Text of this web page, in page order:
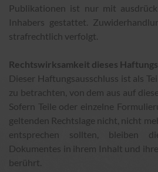
Publikationen ist nur mit
Inhabers gestattet.
strafrechtlich verfolgt.
Rechtswirksamkeit dieses
Dieser Haftungsausschluss ist als
zu betrachten, von dem aus auf
Sofern Teile oder einzelne
geltenden Rechtslage nicht, nicht
entsprechen sollten, bleiben
Dokumentes in ihrem Inhalt und
berührt.